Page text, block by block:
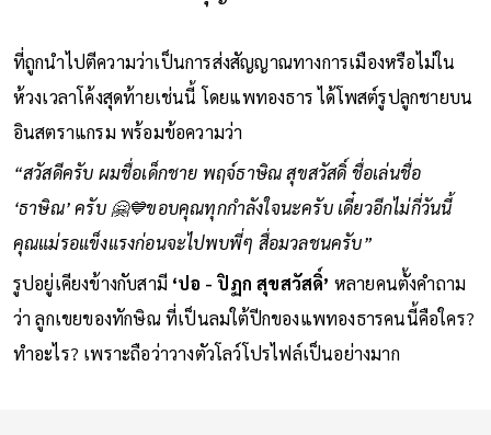
ที่ถูกนำไปตีความว่าเป็นการส่งสัญญาณทางการเมืองหรือไม่ใน
ห้วงเวลาโค้งสุดท้ายเช่นนี้ โดยแพทองธาร ได้โพสต์รูปลูกชายบน
อินสตราแกรม พร้อมข้อความว่า
“สวัสดีครับ ผมชื่อเด็กชาย พฤจ์ธาษิณ สุขสวัสดิ์ ชื่อเล่นชื่อ
‘ธาษิณ’ ครับ 🤗💙ขอบคุณทุกกำลังใจนะครับ เดี๋ยวอีกไม่กี่วันนี้
คุณแม่รอแข็งแรงก่อนจะไปพบพี่ๆ สื่อมวลชนครับ”
รูปอยู่เคียงข้างกับสามี ‘ปอ - ปิฏก สุขสวัสดิ์’ หลายคนตั้งคำถาม
ว่า ลูกเขยของทักษิณ ที่เป็นลมใต้ปีกของแพทองธารคนนี้คือใคร?
ทำอะไร? เพราะถือว่าวางตัวโลว์โปรไฟล์เป็นอย่างมาก